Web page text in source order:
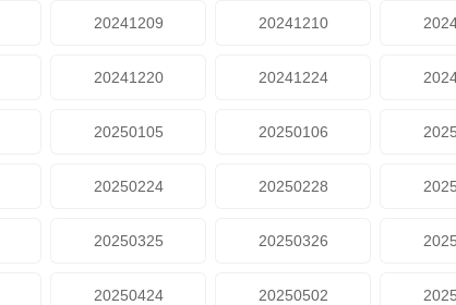
20241209 20241210
20241220 20241224
20250105 20250106
20250224 20250228
20250325 20250326
20250424 20250502